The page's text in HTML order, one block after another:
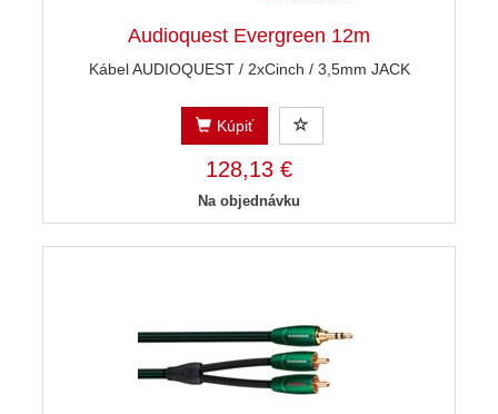
Audioquest Evergreen 12m
Kábel AUDIOQUEST / 2xCinch / 3,5mm JACK
Kúpiť
128,13 €
Na objednávku